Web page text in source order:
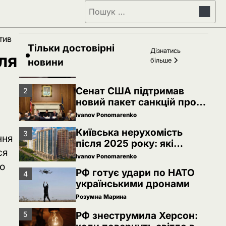
Пошук:
Тільки достовірні
новини
Дізнатись
більше
РФ знеструмила Херсон:
коли повернуть світло в
оселі
Невідомі безпілотники
помітили над військовою
2
Сенат США підтримав
новий пакет санкцій проти
Росії: що буде далі
Ivanov Ponomarenko
3
Київська нерухомість
після 2025 року: які
проєкти формують новий
вигляд столиці
Ivanov Ponomarenko
4
РФ готує удари по НАТО
українськими дронами
Розумна Марина
5
РФ знеструмила Херсон: